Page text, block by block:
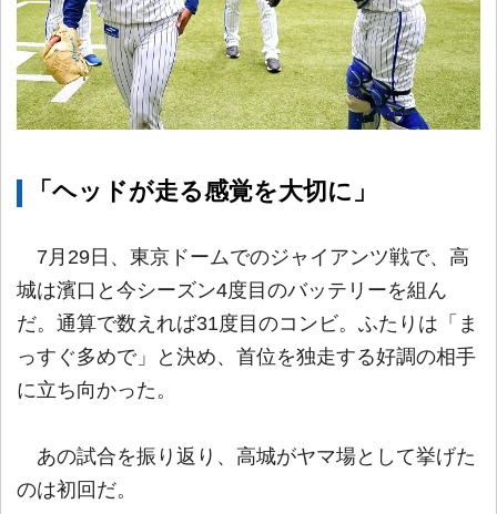
「ヘッドが走る感覚を大切に」
7月29日、東京ドームでのジャイアンツ戦で、高
城は濱口と今シーズン4度目のバッテリーを組ん
だ。通算で数えれば31度目のコンビ。ふたりは「ま
っすぐ多めで」と決め、首位を独走する好調の相手
に立ち向かった。
あの試合を振り返り、高城がヤマ場として挙げた
のは初回だ。